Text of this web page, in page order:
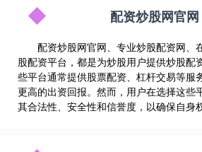
配资炒股网官网
配资炒股网官网、专业炒股配资网、
股配资平台，都是为炒股用户提供炒股配
些平台通常提供股票配资、杠杆交易等服
更高的出资回报。然而，用户在选择这些
其合法性、安全性和信誉度，以确保自身